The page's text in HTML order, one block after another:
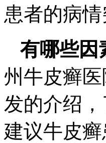
患者的病情
有哪些因
州牛皮癣
发的介绍
建议牛皮